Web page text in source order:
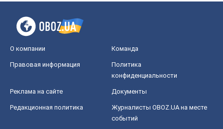
О компании Команда
Правовая информация
Политика
конфиденциальности
Реклама на сайте Документы
Редакционная политика
Журналисты OBOZ.UA на месте
событий